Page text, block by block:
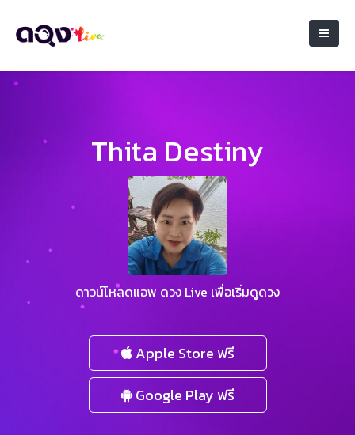
Thita Destiny
ดาวน์โหลดแอพ ดวง Live เพื่อเริ่มดูดวง
Apple Store ฟรี
Google Play ฟรี